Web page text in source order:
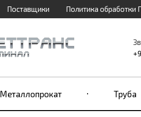
Поставщики Политика обработки
Металлопрокат Труба